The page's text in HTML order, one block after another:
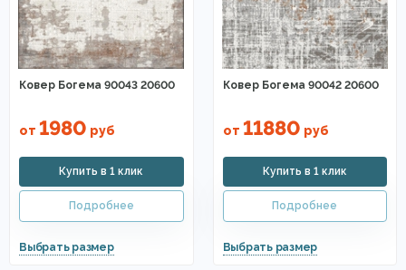
Ковер Богема 90043 20600
от 1980 руб
Ковер Богема 90042 20600
от 11880 руб